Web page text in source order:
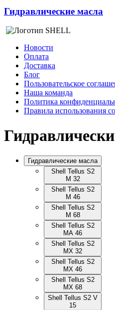
Гидравлические масла
Новости
Оплата
Доставка
Блог
Пользовательское
Наша команда
Политика
Правила использования
Гидравлические масла
Shell Tellus S2
M 32
Shell Tellus S2
M 46
Shell Tellus S2
M 68
Shell Tellus S2
MA 46
Shell Tellus S2
MX 32
Shell Tellus S2
MX 46
Shell Tellus S2
MX 68
Shell Tellus S2 V
15